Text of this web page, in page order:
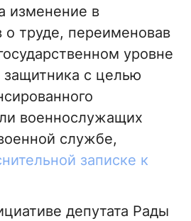
изменение в
о труде, переименовав
уровне
защитника с целью
военнослужащих
службе,
записке к
депутата Рады